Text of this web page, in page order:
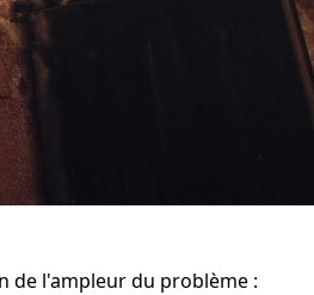
de l'ampleur du problème :